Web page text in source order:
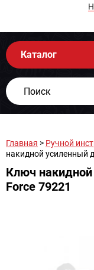
Каталог
Главная > Ручной
накидной усиленный
Ключ
Force 79221